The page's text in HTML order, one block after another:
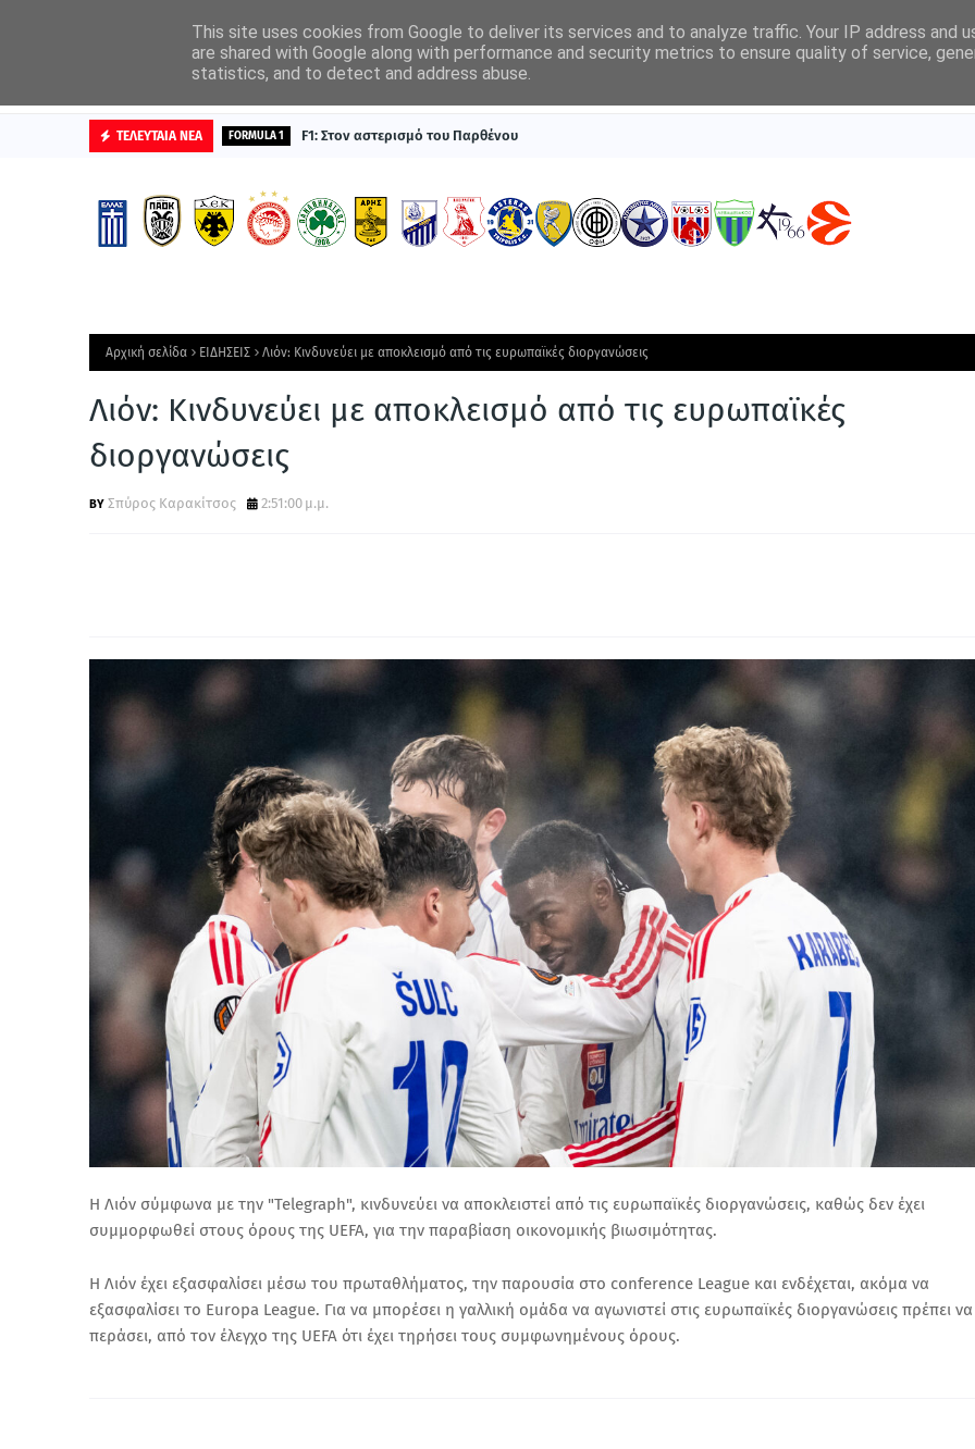
ΒΑΘΜΟΛΟΓΙΕΣ ΠΡΩΤΟΣΕΛΙΔΑ
ΤΕΛΕΥΤΑΙΑ ΝΕΑ FORMULA 1 F1: Στον αστερισμό του Παρθένου
Αρχική σελίδα ΕΙΔΗΣΕΙΣ Λιόν: Κινδυνεύει με αποκλεισμό από τις ευρωπαϊκές διοργανώσεις
Λιόν: Κινδυνεύει με αποκλεισμό από τις ευρωπαϊκές
διοργανώσεις
Σπύρος Καρακίτσος 2:51:00 μ.μ.
Η Λιόν σύμφωνα με την "Telegraph", κινδυνεύει να αποκλειστεί από τις ευρωπαϊκές διοργανώσεις, καθώς δεν έχει
συμμορφωθεί στους όρους της UEFA, για την παραβίαση οικονομικής βιωσιμότητας.
Η Λιόν έχει εξασφαλίσει μέσω του πρωταθλήματος, την παρουσία στο conference League και ενδέχεται, ακόμα να
εξασφαλίσει το Europa League. Για να μπορέσει η γαλλική ομάδα να αγωνιστεί στις ευρωπαϊκές διοργανώσεις πρέπει να
περάσει, από τον έλεγχο της UEFA ότι έχει τηρήσει τους συμφωνημένους όρους.
This site uses cookies from Google to deliver its services and to analyze traffic. Your IP address and
are shared with Google along with performance and security metrics to ensure quality of service,
statistics, and to detect and address abuse.